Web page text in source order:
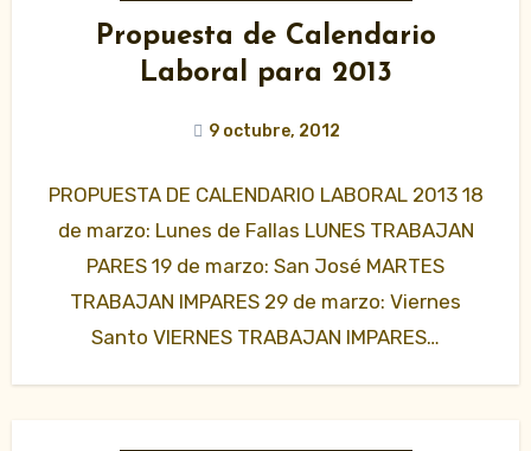
Propuesta de Calendario
Laboral para 2013
9 octubre, 2012
PROPUESTA DE CALENDARIO LABORAL 2013 18
de marzo: Lunes de Fallas LUNES TRABAJAN
PARES 19 de marzo: San José MARTES
TRABAJAN IMPARES 29 de marzo: Viernes
Santo VIERNES TRABAJAN IMPARES…